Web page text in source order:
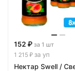
152 ₽ за 1 шт
1 215 ₽ за уп
Нектар Swell /